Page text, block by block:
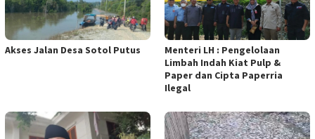
Akses Jalan Desa Sotol Putus
Menteri LH : Pengelolaan
Limbah Indah Kiat Pulp &
Paper dan Cipta Paperria
Ilegal